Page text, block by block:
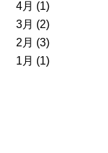
4月 (1)
3月 (2)
2月 (3)
1月 (1)